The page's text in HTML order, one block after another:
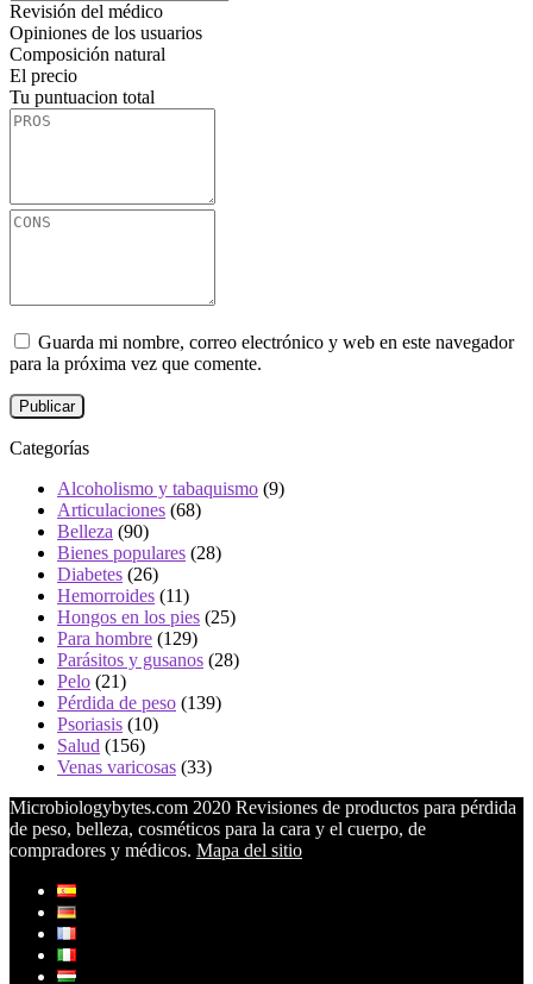
Revisión del médico
Opiniones de los usuarios
Composición natural
El precio
Tu puntuacion total
Guarda mi nombre, correo electrónico y web en este navegador
para la próxima vez que comente.
Categorías
Alcoholismo y tabaquismo (9)
Articulaciones (68)
Belleza (90)
Bienes populares (28)
Diabetes (26)
Hemorroides (11)
Hongos en los pies (25)
Para hombre (129)
Parásitos y gusanos (28)
Pelo (21)
Pérdida de peso (139)
Psoriasis (10)
Salud (156)
Venas varicosas (33)
Microbiologybytes.com 2020 Revisiones de productos para pérdida
de peso, belleza, cosméticos para la cara y el cuerpo, de
compradores y médicos. Mapa del sitio